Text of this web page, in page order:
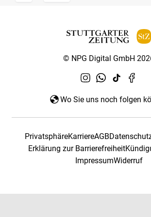
© NPG Digital GmbH
Wo Sie uns noch folgen
PrivatsphäreKarriereAGB
Erklärung zur Barrierefreiheit
ImpressumWiderruf